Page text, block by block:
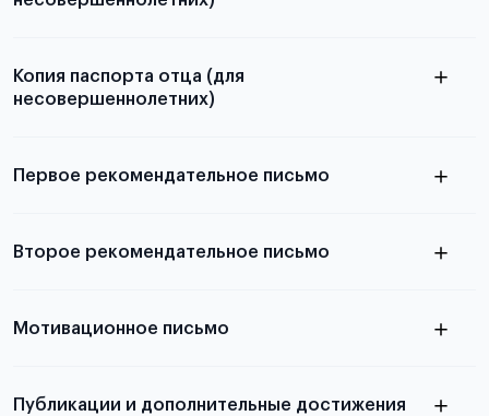
Копия паспорта отца (для
несовершеннолетних)
выезда
Первое рекомендательное письмо
письма
Второе рекомендательное письмо
письма
Мотивационное письмо
Публикации и дополнительные достижения